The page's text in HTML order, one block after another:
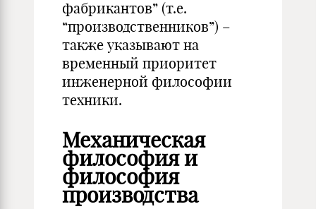
фабрикантов” (т.е.
“производ­ственников”) –
также указывают на
временный приоритет
инже­нерной философии
техники.
Механическая
философия и
философия
производства